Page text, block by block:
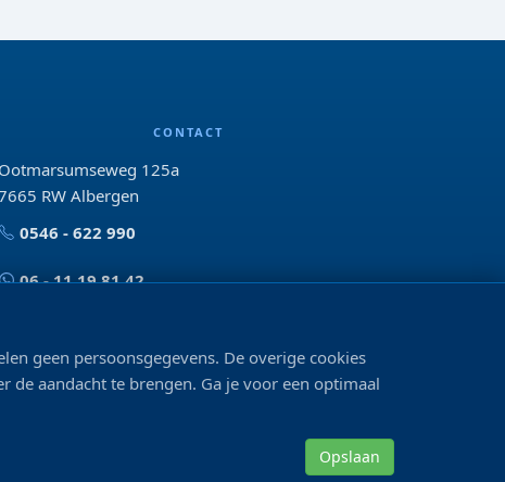
CONTACT
Ootmarsumseweg 125a
RW Albergen
0546 - 622 990
06 - 11 19 81 42
VOLG ONS
geen persoonsgegevens. De overige cookies
de aandacht te brengen. Ga je voor een optimaal
Opslaan